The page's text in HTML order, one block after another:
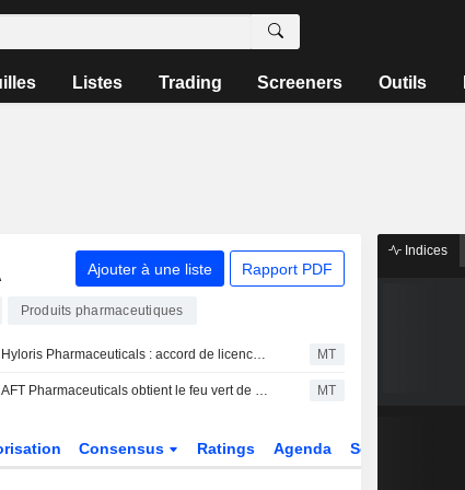
Listes Trading Screeners Outils
Ajouter à une liste Rapport PDF
Produits pharmaceutiques
Hyloris Pharmaceuticals : accord de licence exclusif pour l'antalgique Maxigesic en Chine MT
AFT Pharmaceuticals obtient le feu vert de la FDA américaine pour un essai de phase 3 de son traitement injectable contre la carence en fer MT
Consensus Ratings Agenda Secteur
Indices